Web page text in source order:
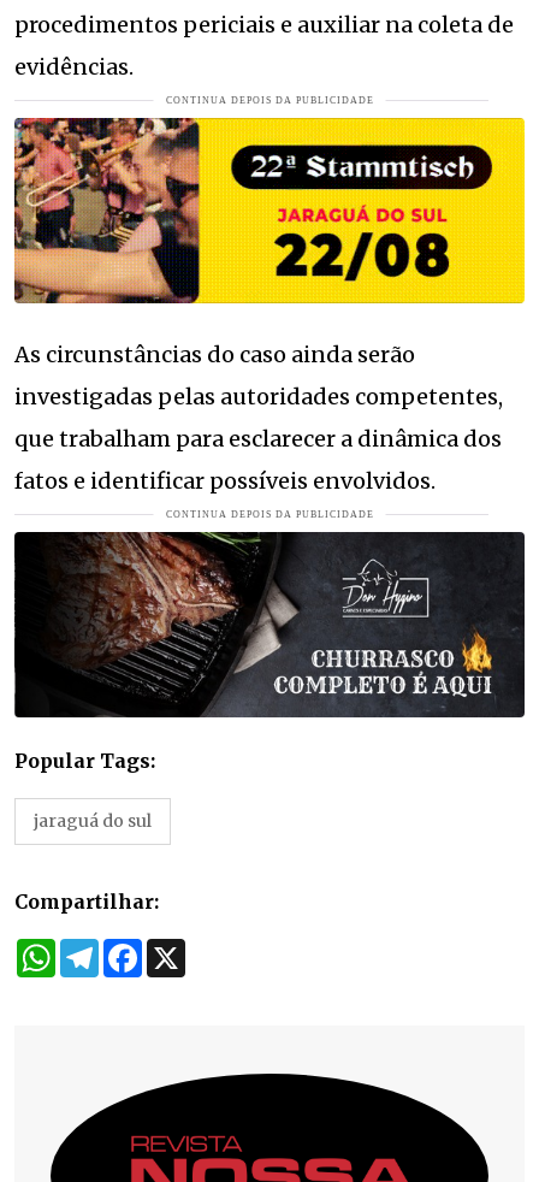
procedimentos periciais e auxiliar na coleta de
evidências.
As circunstâncias do caso ainda serão
investigadas pelas autoridades competentes,
que trabalham para esclarecer a dinâmica dos
fatos e identificar possíveis envolvidos.
Popular Tags:
jaraguá do sul
Compartilhar:
WhatsApp
TelegramFacebook